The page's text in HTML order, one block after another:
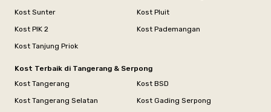
Kost Sunter
Kost Pluit
Kost PIK 2
Kost Pademangan
Kost Tanjung Priok
Kost Terbaik di Tangerang & Serpong
Kost Tangerang
Kost BSD
Kost Tangerang Selatan
Kost Gading Serpong